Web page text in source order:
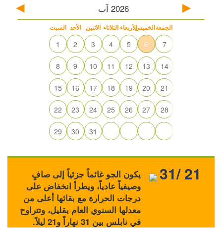
2026 آب
السبت الأحد الاثنين الثلاثاء الأربعاءالخميسالجمعة
1 2 3 4 5 6 7
8 9 10 11 12 13 14
15 16 17 18 19 20 21
22 23 24 25 26 27 28
29 30 31
يكون الجو غائماً جزئياً إلى صافٍ
وصيفياً عادياً، ويطرأ انخفاض على
درجات الحرارة مع بقائها أعلى من
معدلها السنوي العام بقليل، وتتراوح
في نابلس بين 31 نهاراً و21 ليلاً.
31/ 21